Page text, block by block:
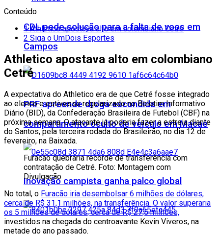
CDL pede solução para a falta de voos em
Campos
PRF apreende droga escondida em
compartimento oculto de veículo em Macaé
Inovação campista ganha palco global
Conteúdo
1Athletico apostava alto em colombiano Cetré
2 Siga o UmDois Esportes
Athletico apostava alto em colombiano
Cetré
A expectativa do Athletico era de que Cetré fosse integrado
ao elenco e estivesse regularizado no Boletim Informativo
Diário (BID), da Confederação Brasileira de Futebol (CBF) na
próxima semana. O atacante já poderia fazer a estreia diante
do Santos, pela terceira rodada do Brasileirão, no dia 12 de
fevereiro, na Baixada.
Furacão quebraria recorde de transferência com
contratação de Cetré. Foto: Montagem com
Divulgação
No total, o Furacão iria desembolsar 6 milhões de dólares,
cerca de R$ 31,1 milhões, na transferência. O valor superaria
os 5 milhões de dólares, cerca de R$ 27,5 milhões,
investidos na chegada do centroavante Kevin Viveros, na
metade do ano passado.